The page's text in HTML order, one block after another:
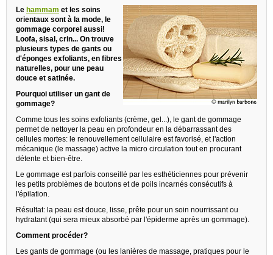
Le hammam et les soins
orientaux sont à la mode, le
gommage corporel aussi!
Loofa, sisal, crin... On trouve
plusieurs types de gants ou
d'éponges exfoliants, en fibres
naturelles, pour une peau
douce et satinée.
Pourquoi utiliser un gant de
gommage?
Comme tous les soins exfoliants (crème, gel...), le gant de gommage
permet de nettoyer la peau en profondeur en la débarrassant des
cellules mortes: le renouvellement cellulaire est favorisé, et l'action
mécanique (le massage) active la micro circulation tout en procurant
détente et bien-être.
Le gommage est parfois conseillé par les esthéticiennes pour prévenir
les petits problèmes de boutons et de poils incarnés consécutifs à
l'épilation.
Résultat: la peau est douce, lisse, prête pour un soin nourrissant ou
hydratant (qui sera mieux absorbé par l'épiderme après un gommage).
Comment procéder?
Les gants de gommage (ou les lanières de massage, pratiques pour le